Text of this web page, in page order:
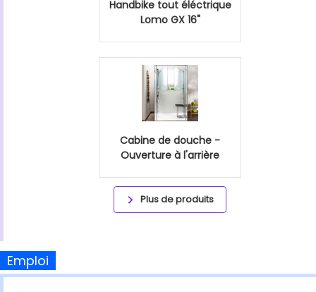
Handbike tout éléctrique
Lomo GX 16"
Cabine de douche -
Ouverture à l'arrière
Plus de produits
Emploi